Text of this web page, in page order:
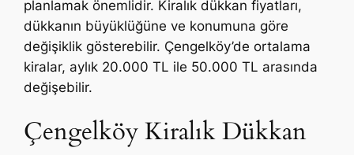
planlamak önemlidir. Kiralık dükkan fiyatları,
dükkanın büyüklüğüne ve konumuna göre
değişiklik gösterebilir. Çengelköy’de ortalama
kiralar, aylık 20.000 TL ile 50.000 TL arasında
değişebilir.
Çengelköy Kiralık Dükkan